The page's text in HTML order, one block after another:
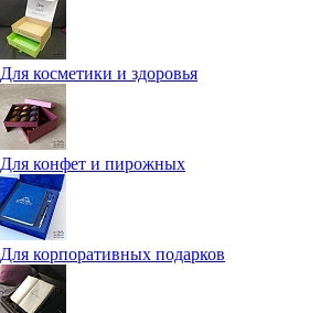
Для косметики и здоровья
Для конфет и пирожных
Для корпоративных подарков